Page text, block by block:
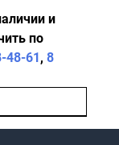
и
по
48-61, 8